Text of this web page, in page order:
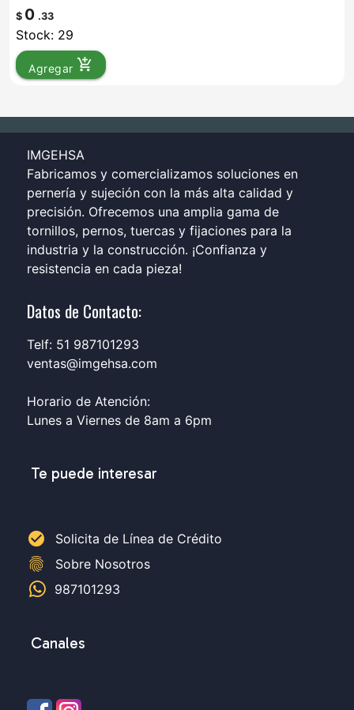
$ 0 .33
Stock: 29
Agregar add_shopping_cart
IMGEHSA
Fabricamos y comercializamos soluciones en
pernería y sujeción con la más alta calidad y
precisión. Ofrecemos una amplia gama de
tornillos, pernos, tuercas y fijaciones para la
industria y la construcción. ¡Confianza y
resistencia en cada pieza!
Datos de Contacto:
Telf: 51 987101293
ventas@imgehsa.com
Horario de Atención:
Lunes a Viernes de 8am a 6pm
Te puede interesar
check_circle Solicita de Línea de Crédito
fingerprint
Sobre Nosotros
987101293
Canales